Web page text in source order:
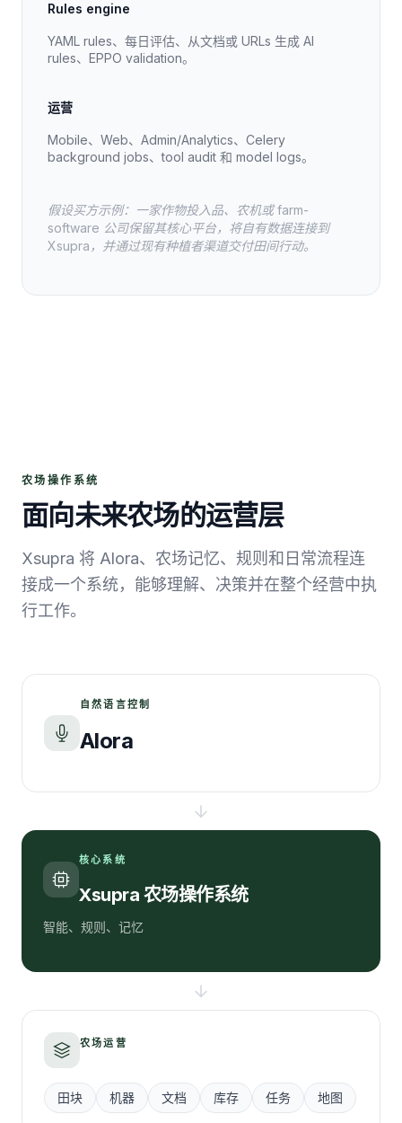
Rules engine
YAML rules、每日评估、从文档或 URLs 生成 AI
rules、EPPO validation。
运营
Mobile、Web、Admin/Analytics、Celery
background jobs、tool audit 和 model logs。
假设买方示例：一家作物投入品、农机或 farm-
software 公司保留其核心平台，将自有数据连接到
Xsupra，并通过现有种植者渠道交付田间行动。
农场操作系统
面向未来农场的运营层
Xsupra 将 Alora、农场记忆、规则和日常流程连
接成一个系统，能够理解、决策并在整个经营中执
行工作。
自然语言控制
Alora
核心系统
Xsupra 农场操作系统
智能、规则、记忆
农场运营
田块 机器 文档 库存 任务 地图